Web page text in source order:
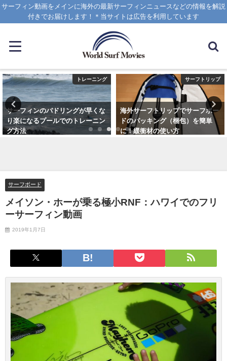
サーフィン動画をメインに海外の最新サーフィンニュースなどの情報を解説
付きでお届けします！＊当サイトは広告を利用しています
トレーニング
サーフィンのパドリングが早くな
り楽になるプールでのトレーニン
グ方法
サーフトリップ
海外サーフトリップでサーフボー
ドのパッキング（梱包）を簡単
に！緩衝材の使い方
サーフボード
メイソン・ホーが乗る極小RNF：ハワイでのフリ
ーサーフィン動画
2019年1月7日